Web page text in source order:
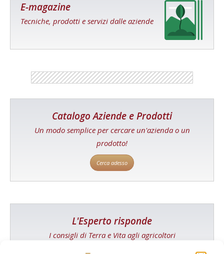
E-magazine
Tecniche, prodotti e servizi dalle aziende
Catalogo Aziende e Prodotti
Un modo semplice per cercare un'azienda o un
prodotto!
Cerca adesso
L'Esperto risponde
I consigli di Terra e Vita agli agricoltori